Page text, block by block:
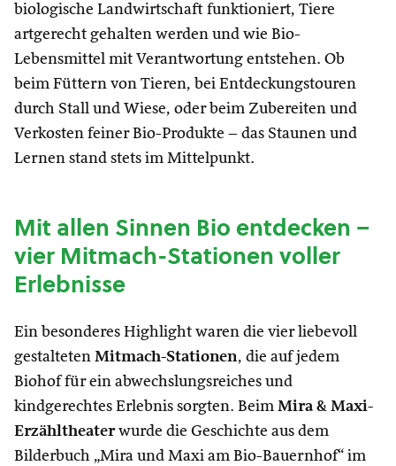
biologische Landwirtschaft funktioniert, Tiere
artgerecht gehalten werden und wie Bio-
Lebensmittel mit Verantwortung entstehen. Ob
beim Füttern von Tieren, bei Entdeckungstouren
durch Stall und Wiese, oder beim Zubereiten und
Verkosten feiner Bio-Produkte – das Staunen und
Lernen stand stets im Mittelpunkt.
Mit allen Sinnen Bio entdecken –
vier Mitmach-Stationen voller
Erlebnisse
Ein besonderes Highlight waren die vier liebevoll
gestalteten Mitmach-Stationen, die auf jedem
Biohof für ein abwechslungsreiches und
kindgerechtes Erlebnis sorgten. Beim Mira & Maxi-
Erzähltheaterwurde die Geschichte aus dem
Bilderbuch „Mira und Maxi am Bio-Bauernhof“ im